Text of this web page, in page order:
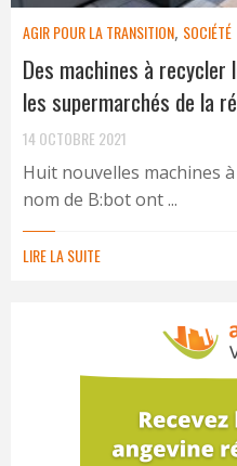
AGIR POUR LA TRANSITION, SOCIÉTÉ
Des machines à
les supermarchés de la
14 OCTOBRE 2021
Huit nouvelles machines
nom de B:bot ont ...
LIRE LA SUITE